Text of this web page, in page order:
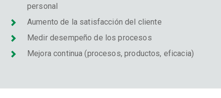
personal
Aumento de la satisfacción del cliente
Medir desempeño de los procesos
Mejora continua (procesos, productos, eficacia)